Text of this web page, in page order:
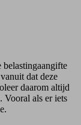
dat deze
daarom altijd
Vooral als er iets